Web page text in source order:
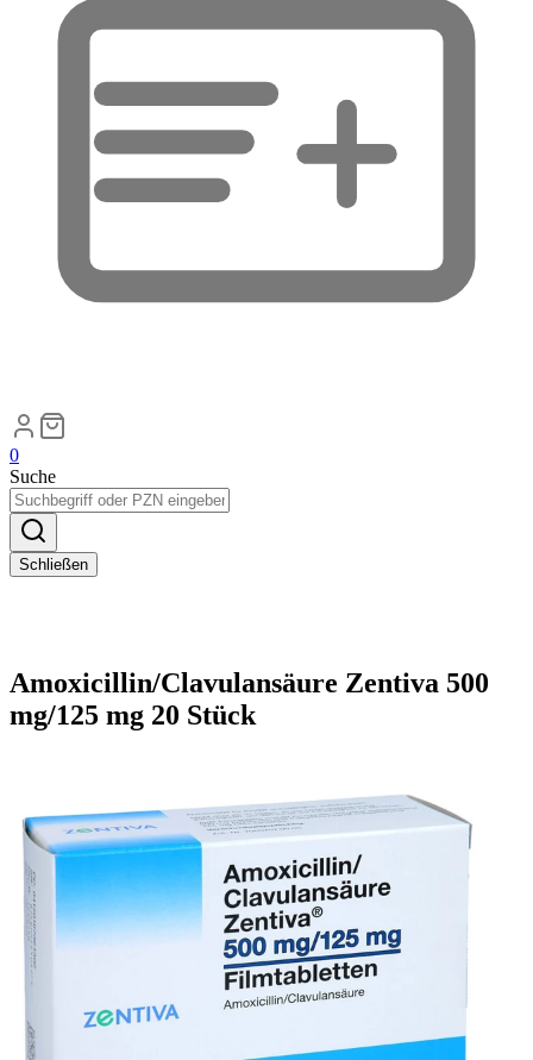
0
Suche
Schließen
Amoxicillin/Clavulansäure Zentiva 500
mg/125 mg 20 Stück